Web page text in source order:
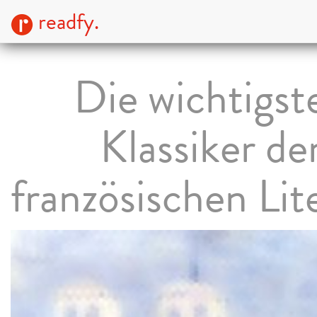
readfy.
Die
Klassiker
französischen